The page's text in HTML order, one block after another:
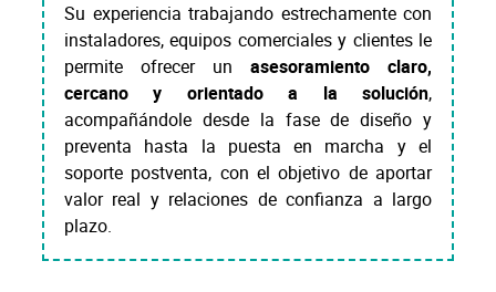
Su experiencia trabajando estrechamente con
instaladores, equipos comerciales y clientes le
permite ofrecer un asesoramiento claro,
cercano y orientado a la solución,
acompañándole desde la fase de diseño y
preventa hasta la puesta en marcha y el
soporte postventa, con el objetivo de aportar
valor real y relaciones de confianza a largo
plazo.